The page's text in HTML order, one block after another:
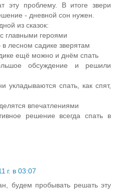
эту проблему. В итоге звери
- дневной сон нужен.
из сказок:
главными героями
лесном садике зверятам
ещё можно и днём спать
обсуждение и решили
укладываются спать, как спят,
впечатлениями
решение всегда спать в
г. в 03:07
будем пробывать решать эту